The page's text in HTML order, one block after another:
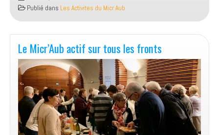
In
AUBIERE
2025
Publié dans Les Activites du Micr Aub
Le Micr’Aub actif sur tous les fronts